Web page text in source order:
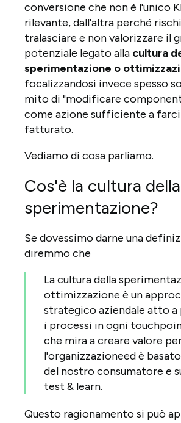
conversione che non è l'unico
rilevante, dall'altra perché
tralasciare e non valorizzare il
potenziale legato alla cultura
sperimentazione o
focalizzandosi invece spesso
mito di "modificare
come azione sufficiente a
fatturato.
Vediamo di cosa parliamo.
Cos'è la cultura della
sperimentazione?
Se dovessimo darne una
diremmo che
La cultura della
ottimizzazione è un
strategico aziendale atto
i processi in ogni
che mira a creare valore
l'organizzazioneed è
del nostro consumatore e
test & learn.
Questo ragionamento si può